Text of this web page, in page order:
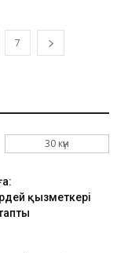
7
30 күн
қызметкері